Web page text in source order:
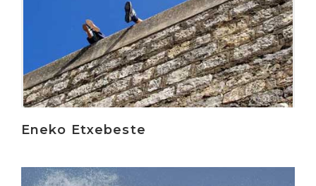
Eneko Etxebeste
Irakurri